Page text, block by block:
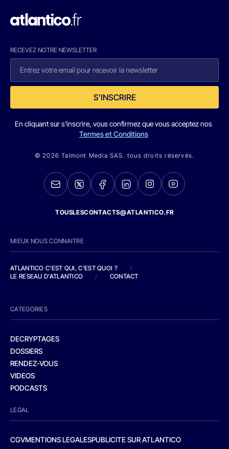
RECEVEZ NOTRE NEWSLETTER
S'INSCRIRE
En cliquant sur s'inscrire, vous confirmez que vous acceptez nos
Termes et Conditions
© 2026 Talmont Media SAS. tous droits réservés.
TOUSLESCONTACTS@ATLANTICO.FR
MIEUX NOUS CONNAITRE
ATLANTICO C'EST QUI, C'EST QUOI ?
/
LE RESEAU D'ATLANTICO
/ CONTACT
CATEGORIES
DECRYPTAGES
DOSSIERS
RENDEZ-VOUS
VIDEOS
PODCASTS
LEGAL
CGVMENTIONS LEGALESPUBLICITE SUR ATLANTICO